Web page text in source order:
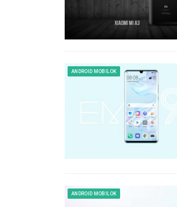
ANDROID MOBILOK
ANDROID MOBILOK